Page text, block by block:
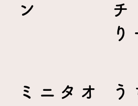
ン
り
ミニタオ
う